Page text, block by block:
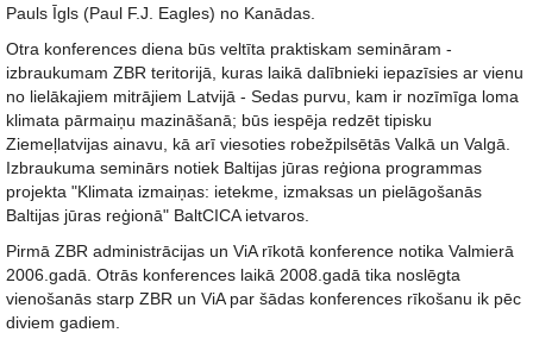
Pauls Īgls (Paul F.J. Eagles) no Kanādas.
Otra konferences diena būs veltīta praktiskam semināram -
izbraukumam ZBR teritorijā, kuras laikā dalībnieki iepazīsies ar vienu
no lielākajiem mitrājiem Latvijā - Sedas purvu, kam ir nozīmīga loma
klimata pārmaiņu mazināšanā; būs iespēja redzēt tipisku
Ziemeļlatvijas ainavu, kā arī viesoties robežpilsētās Valkā un Valgā.
Izbraukuma seminārs notiek Baltijas jūras reģiona programmas
projekta "Klimata izmaiņas: ietekme, izmaksas un pielāgošanās
Baltijas jūras reģionā" BaltCICA ietvaros.
Pirmā ZBR administrācijas un ViA rīkotā konference notika Valmierā
2006.gadā. Otrās konferences laikā 2008.gadā tika noslēgta
vienošanās starp ZBR un ViA par šādas konferences rīkošanu ik pēc
diviem gadiem.